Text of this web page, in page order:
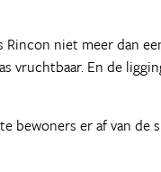
Rincon niet meer dan
vruchtbaar. En de
bewoners er af van